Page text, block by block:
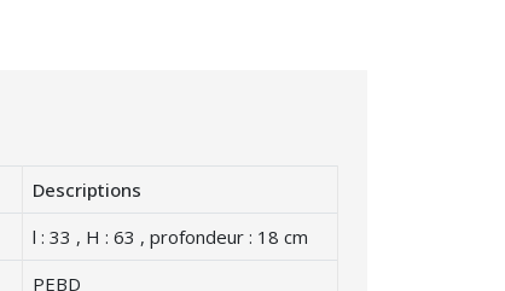
Descriptions
l : 33 , H : 63 , profondeur : 18 cm
PEBD